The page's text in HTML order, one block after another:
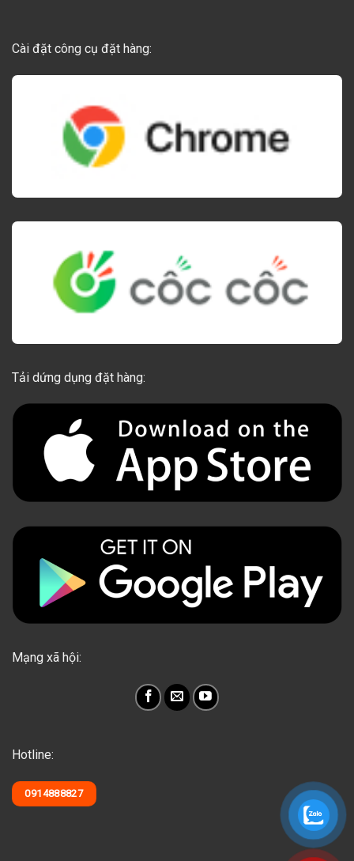
Cài đặt công cụ đặt hàng:
Tải dứng dụng đặt hàng:
Mạng xã hội:
Hotline:
0914888827